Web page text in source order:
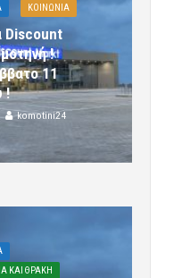
ΚΟΙΝΩΝΙΑ
Discount
!
11
!
komotini24
ΚΑΙ ΘΡΑΚΗ